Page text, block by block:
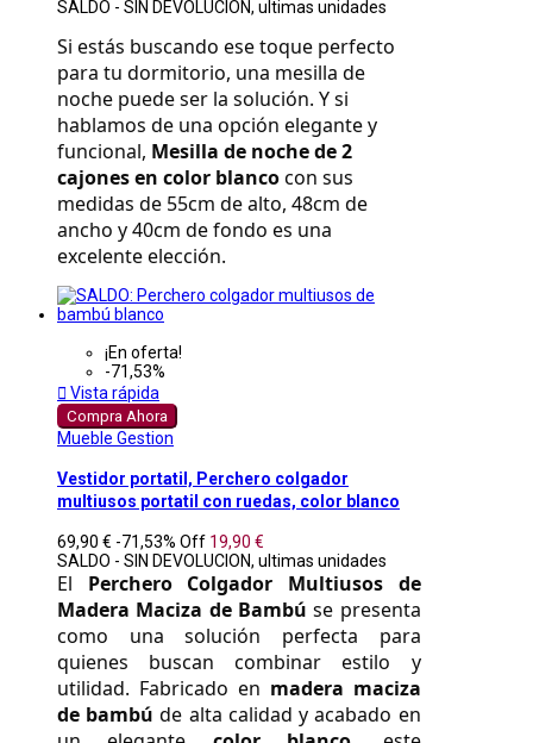
SALDO - SIN DEVOLUCION, ultimas unidades
Si estás buscando ese toque perfecto
para tu dormitorio, una mesilla de
noche puede ser la solución. Y si
hablamos de una opción elegante y
funcional, Mesilla de noche de 2
cajones en color blanco con sus
medidas de 55cm de alto, 48cm de
ancho y 40cm de fondo es una
excelente elección.
¡En oferta!
-71,53%
 Vista rápida
Compra Ahora
Mueble Gestion
Vestidor portatil, Perchero colgador
multiusos portatil con ruedas, color blanco
69,90 € -71,53% Off 19,90 €
SALDO - SIN DEVOLUCION, ultimas unidades
El Perchero Colgador Multiusos de
Madera Maciza de Bambú se presenta
como una solución perfecta para
quienes buscan combinar estilo y
utilidad. Fabricado en madera maciza
de bambú de alta calidad y acabado en